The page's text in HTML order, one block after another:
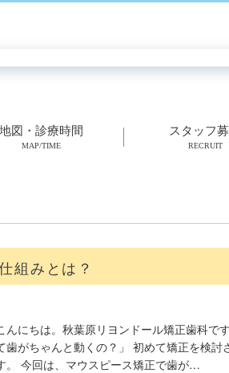
地図・診療時間
MAP/TIME
スタッフ
RECRUIT
組みとは？
んにちは。秋葉原リヨンドール矯正歯科で
歯がちゃんと動くの？」 初めて矯正を検
。 今回は、マウスピース矯正で歯が…